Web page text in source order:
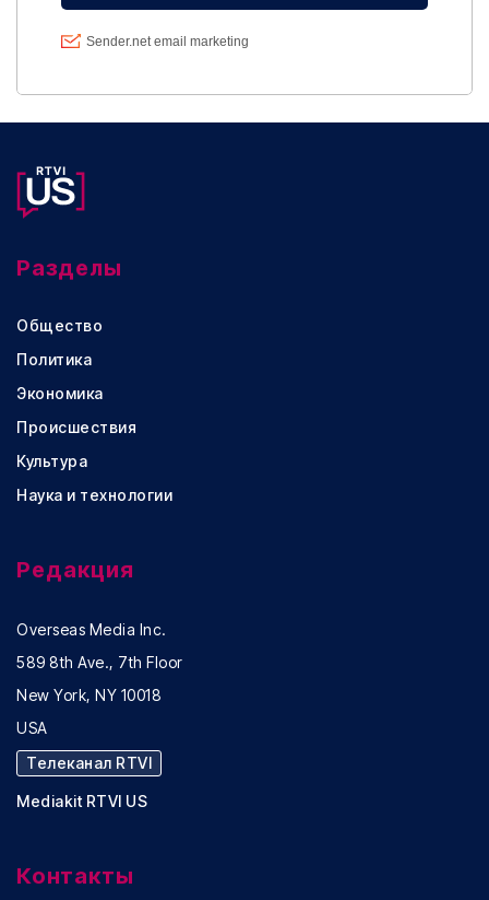
Разделы
Общество
Политика
Экономика
Происшествия
Культура
Наука и технологии
Редакция
Overseas Media Inc.
589 8th Ave., 7th Floor
New York, NY 10018
USA
Телеканал RTVI
Mediakit RTVI US
Контакты